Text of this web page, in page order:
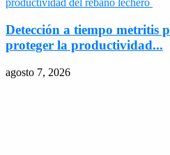
Detección a tiempo metritis
proteger la productividad...
agosto 7, 2026